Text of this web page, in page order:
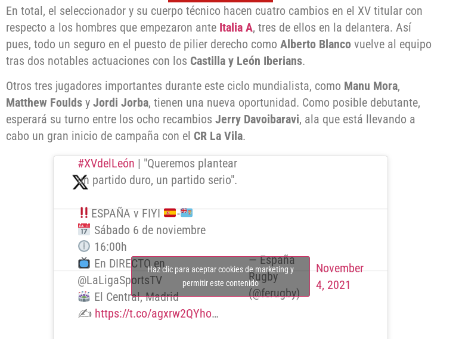
En total, el seleccionador y su cuerpo técnico hacen cuatro cambios en el XV titular con
respecto a los hombres que empezaron ante Italia A, tres de ellos en la delantera. Así
pues, todo un seguro en el puesto de pilier derecho como Alberto Blanco vuelve al equipo
tras dos notables actuaciones con los Castilla y León Iberians.
Otros tres jugadores importantes durante este ciclo mundialista, como Manu Mora,
Matthew Foulds y Jordi Jorba, tienen una nueva oportunidad. Como posible debutante,
esperará su turno entre los ocho recambios Jerry Davoibaravi, ala que está llevando a
cabo un gran inicio de campaña con el CR La Vila.
#XVdelLeón | "Queremos plantear
un partido duro, un partido serio".
ESPAÑA v FIYI
-
Sábado 6 de noviembre
16:00h
En DIRECTO en
@LaLigaSportsTV
El Central, Madrid
✍️ https://t.co/agxrw2QYho…
— España
Rugby
(@ferugby)
November
4, 2021
Haz clic para aceptar cookies de marketing y
permitir este contenido